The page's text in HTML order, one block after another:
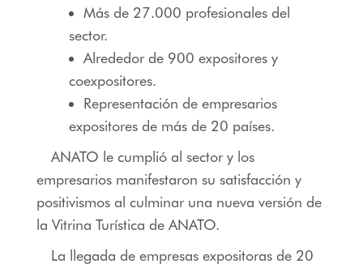
Más de 27.000 profesionales del
sector.
Alrededor de 900 expositores y
coexpositores.
Representación de empresarios
expositores de más de 20 países.
ANATO le cumplió al sector y los
empresarios manifestaron su satisfacción y
positivismos al culminar una nueva versión de
la Vitrina Turística de ANATO.
La llegada de empresas expositoras de 20